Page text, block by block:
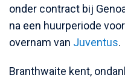
onder contract bij
na een huurperiode
overnam van Juventus.
Branthwaite kent,